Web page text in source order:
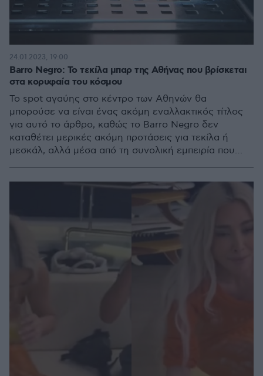
Barro Negro: Το τεκίλα μπαρ της Αθήνας που βρίσκεται
στα κορυφαία του κόσμου
Το spot αγαύης στο κέντρο των Αθηνών θα
μπορούσε να είναι ένας ακόμη εναλλακτικός τίτλος
για αυτό το άρθρο, καθώς το Barro Negro δεν
καταθέτει μερικές ακόμη προτάσεις για τεκίλα ή
μεσκάλ, αλλά μέσα από τη συνολική εμπειρία που
24.01.2023, 19:00